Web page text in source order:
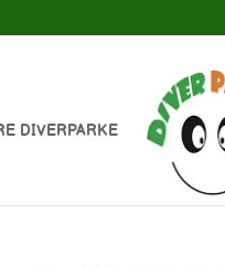
DIVERPARKE